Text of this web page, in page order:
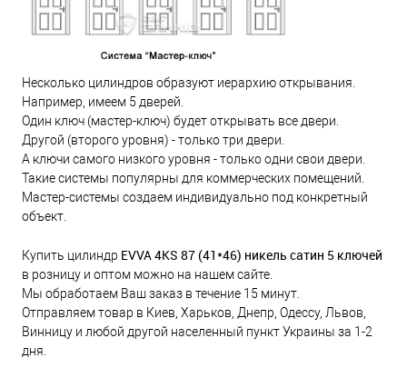
Несколько цилиндров образуют иерархию открывания.
Например, имеем 5 дверей.
Один ключ (мастер-ключ) будет открывать все двери.
Другой (второго уровня) - только три двери.
А ключи самого низкого уровня - только одни свои двери.
Такие системы популярны для коммерческих помещений.
Мастер-системы создаем индивидуально под конкретный
объект.
Купить цилиндр EVVA 4KS 87 (41*46) никель сатин 5 ключей
в розницу и оптом можно на нашем сайте.
Мы обработаем Ваш заказ в течение 15 минут.
Отправляем товар в Киев, Харьков, Днепр, Одессу, Львов,
Винницу и любой другой населенный пункт Украины за 1-2
дня.